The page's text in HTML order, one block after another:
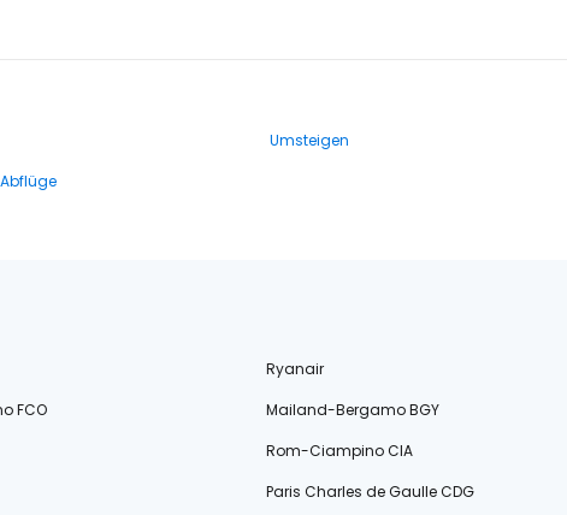
Umsteigen
Ryanair
FCO
Mailand-Bergamo BGY
Rom-Ciampino CIA
Paris Charles de Gaulle CDG